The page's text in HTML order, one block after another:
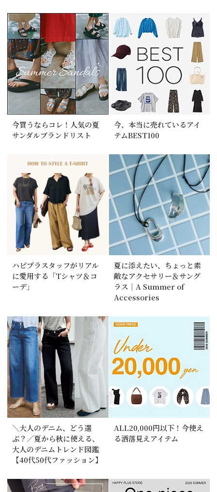
今買うならコレ！人気の夏
サンダルブランドリスト
今、本当に売れているアイ
テムBEST100
ハピプラスタッフがリアル
に愛用する「Tシャツ＆コ
ーデ」
夏に添えたい、ちょっと素
敵なアクセサリー＆サング
ラス｜A Summer of
Accessories
＼大人のデニム、どう選
ぶ？／夏から秋に使える、
大人のデニムトレンド図鑑
【40代50代ファッション】
ALL20,000円以下！今使え
る洒落見えアイテム